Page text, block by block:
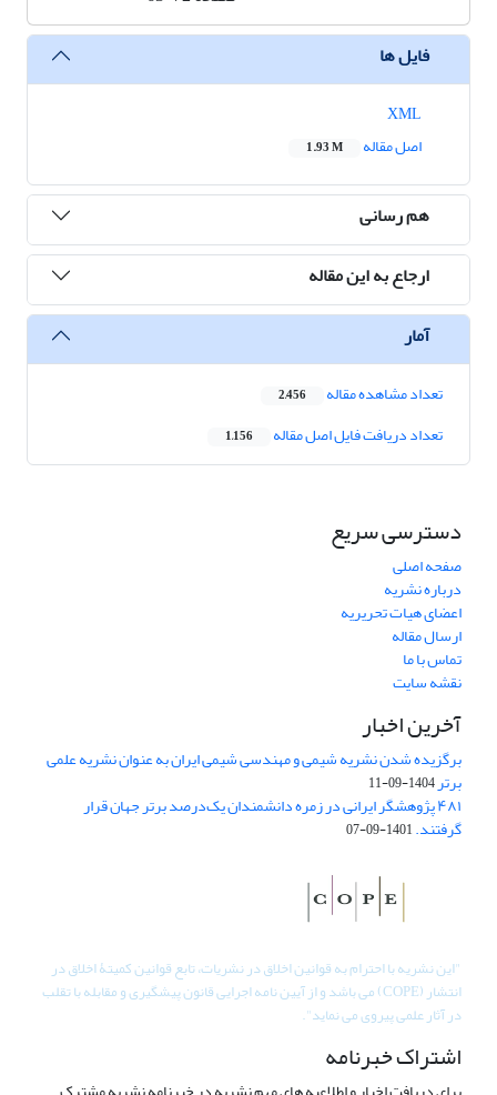
فایل ها
اصل مقاله
1.93 M
هم رسانی
ارجاع به این مقاله
آمار
تعداد مشاهده مقاله 2,456
تعداد دریافت فایل اصل مقاله 1,156
دسترسی سریع
صفحه اصلی
درباره نشریه
اعضای هیات تحریریه
ارسال مقاله
تماس با ما
نقشه سایت
آخرین اخبار
برگزیده شدن نشریه شیمی و مهندسی شیمی ایران به عنوان نشریه علمی
برتر1404-09-11
۴۸۱ پژوهشگر ایرانی در زمره دانشمندان یک‌درصد برتر جهان قرار
گرفتند.1401-09-07
"این نشریه با احترام به قوانین اخلاق در نشریات، تابع قوانین کمیتۀ اخلاق در
انتشار (COPE) می باشد و از آیین نامه اجرایی قانون پیشگیری و مقابله با تقلب
در آثار علمی پیروی می نماید".
اشتراک خبرنامه